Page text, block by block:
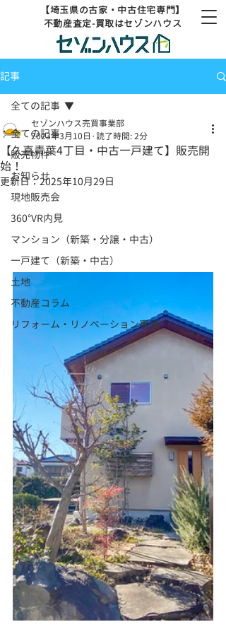
【埼玉県の古家・中古住宅専門】
不動産査定-買取はセゾンハウス
記事
全ての記事
販売物件
お知らせ
現地販売会
360°VR内見
マンション（新築・分譲・中古）
一戸建て（新築・中古）
土地
不動産コラム
リフォーム・リノベーション事例
全ての記事
【久喜青葉4丁目・中古一戸建て】販売開
始！
セゾンハウス売買事業部
2023年3月10日 読了時間: 2分
更新日：2025年10月29日